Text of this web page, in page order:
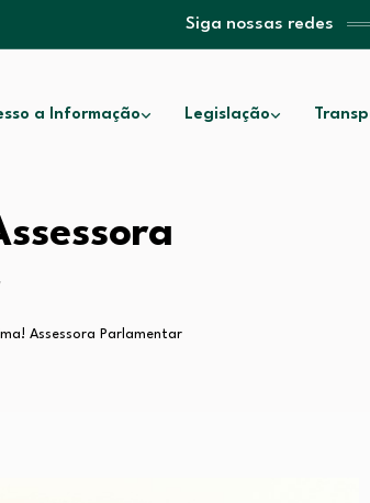
Siga nossas redes
a Informação Legislação
Assessora Parlamentar